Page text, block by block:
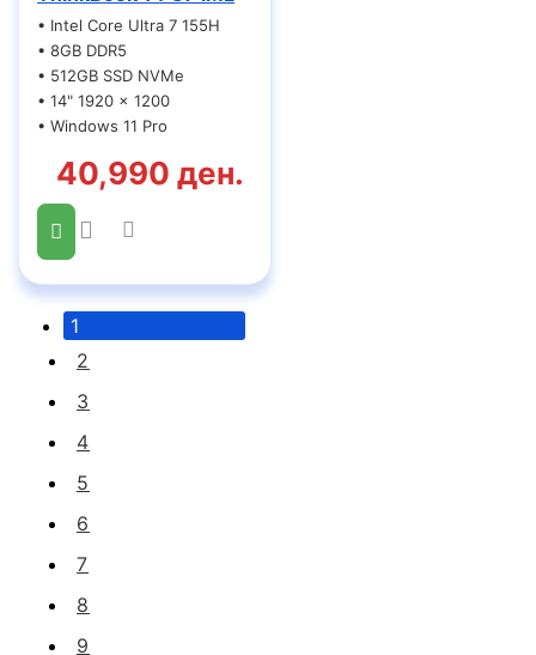
• Intel Core Ultra 7 155H
• 8GB DDR5
• 512GB SSD NVMe
• 14" 1920 x 1200
• Windows 11 Pro
40,990 ден.
1
2
3
4
5
6
7
8
9